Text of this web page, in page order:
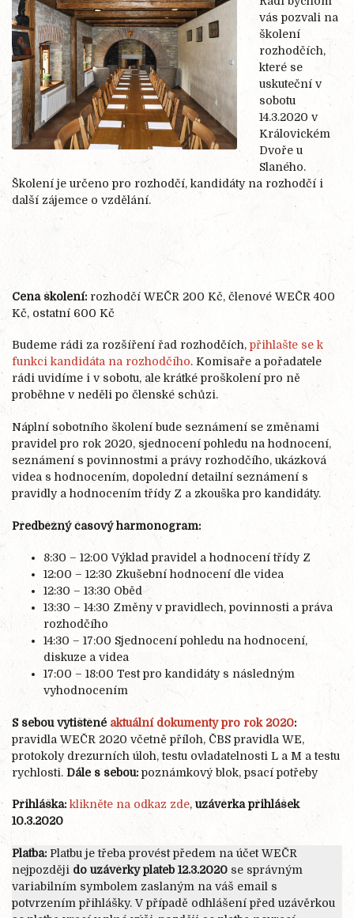
vás pozvali na
školení
rozhodčích,
které se
uskuteční v
sobotu
14.3.2020 v
Královickém
Dvoře u
Slaného.
Školení je určeno pro rozhodčí, kandidáty na rozhodčí i
další zájemce o vzdělání.
Cena školení: rozhodčí WEČR 200 Kč, členové WEČR 400
Kč, ostatní 600 Kč
Budeme rádi za rozšíření řad rozhodčích, přihlašte se k
funkci kandidáta na rozhodčího. Komisaře a pořadatele
rádi uvidíme i v sobotu, ale krátké proškolení pro ně
proběhne v neděli po členské schůzi.
Náplní sobotního školení bude seznámení se změnami
pravidel pro rok 2020, sjednocení pohledu na hodnocení,
seznámení s povinnostmi a právy rozhodčího, ukázková
videa s hodnocením, dopolední detailní seznámení s
pravidly a hodnocením třídy Z a zkouška pro kandidáty.
Předběžný časový harmonogram:
8:30 – 12:00 Výklad pravidel a hodnocení třídy Z
12:00 – 12:30 Zkušební hodnocení dle videa
12:30 – 13:30 Oběd
13:30 – 14:30 Změny v pravidlech, povinnosti a práva
rozhodčího
14:30 – 17:00 Sjednocení pohledu na hodnocení,
diskuze a videa
17:00 – 18:00 Test pro kandidáty s následným
vyhodnocením
S sebou vytištěné aktuální dokumenty pro rok 2020:
pravidla WEČR 2020 včetně příloh, ČBS pravidla WE,
protokoly drezurních úloh, testu ovladatelnosti L a M a testu
rychlosti. Dále s sebou: poznámkový blok, psací potřeby
Přihláška: klikněte na odkaz zde, uzávěrka přihlášek
10.3.2020
Platba: Platbu je třeba provést předem na účet WEČR
nejpozději do uzávěrky plateb 12.3.2020 se správným
variabilním symbolem zaslaným na váš email s
potvrzením přihlášky. V případě odhlášení před uzávěrkou